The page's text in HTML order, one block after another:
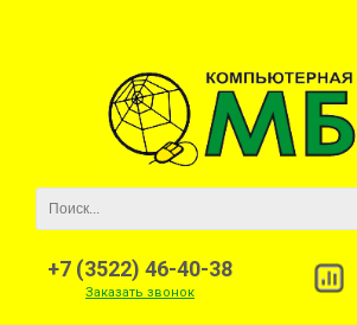
+7 (3522) 46-40-38
Заказать звонок